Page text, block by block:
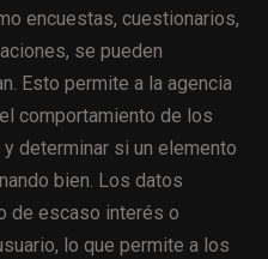
encuestas, cuestionarios,
se pueden
Esto permite a la agencia
comportamiento de los
determinar si un elemento
bien. Los datos
de escaso interés o
lo que permite a los